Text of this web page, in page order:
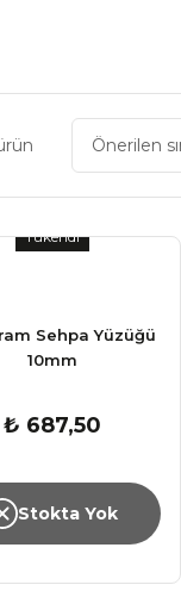
Tükendi
Sehpa Yüzüğü
10mm
₺ 687,50
Stokta Yok